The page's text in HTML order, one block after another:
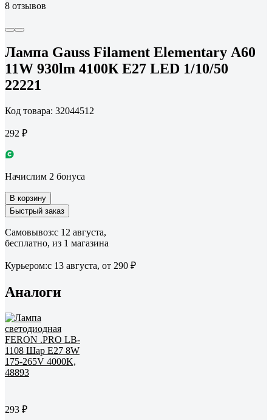
8 отзывов
Лампа Gauss Filament Elementary А60
11W 930lm 4100К Е27 LED 1/10/50
22221
Код товара: 32044512
292 ₽
Начислим 2 бонуса
В корзину
Быстрый заказ
Самовывоз:c 12 августа,
бесплатно, из 1 магазина
Курьером:c 13 августа, от 290 ₽
Аналоги
293 ₽